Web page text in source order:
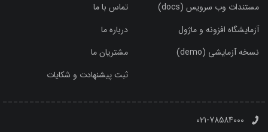
مستندات وب سرویس (docs)
آزمایشگاه افزونه و ماژول
نسخه آزمایشی (demo)
تماس با ما
درباره ما
مشتریان ما
ثبت پیشنهادت و شکایات
021-78584000